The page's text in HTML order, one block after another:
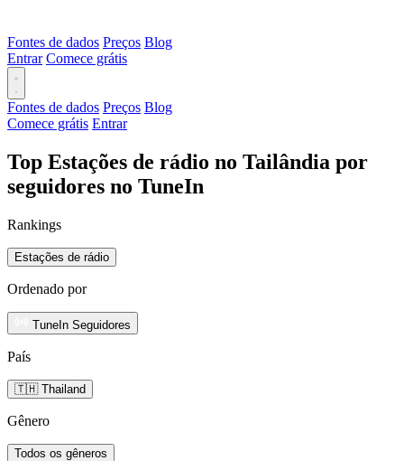
Fontes de dados Preços Blog
Entrar Comece grátis
Fontes de dados Preços Blog
Comece grátis Entrar
Top Estações de rádio no Tailândia por
seguidores no TuneIn
Rankings
Estações de rádio
Ordenado por
TuneIn Seguidores
País
🇹🇭 Thailand
Gênero
Todos os gêneros